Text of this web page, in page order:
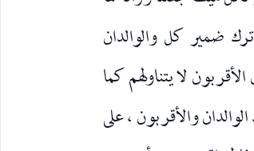
ضمير كل والوالدان
لا يتناولهم كما
والأقربون ، على